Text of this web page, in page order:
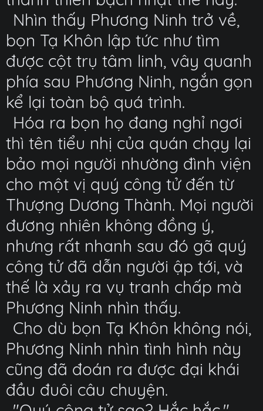
Nhìn thấy Phương Ninh trở về,
bọn Tạ Khôn lập tức như tìm
được cột trụ tâm linh, vây quanh
phía sau Phương Ninh, ngắn gọn
kể lại toàn bộ quá trình.
Hóa ra bọn họ đang nghỉ ngơi
thì tên tiểu nhị của quán chạy lại
bảo mọi người nhường đình viện
cho một vị quý công tử đến từ
Thượng Dương Thành. Mọi người
đương nhiên không đồng ý,
nhưng rất nhanh sau đó gã quý
công tử đã dẫn người ập tới, và
thế là xảy ra vụ tranh chấp mà
Phương Ninh nhìn thấy.
Cho dù bọn Tạ Khôn không nói,
Phương Ninh nhìn tình hình này
cũng đã đoán ra được đại khái
đầu đuôi câu chuyện.